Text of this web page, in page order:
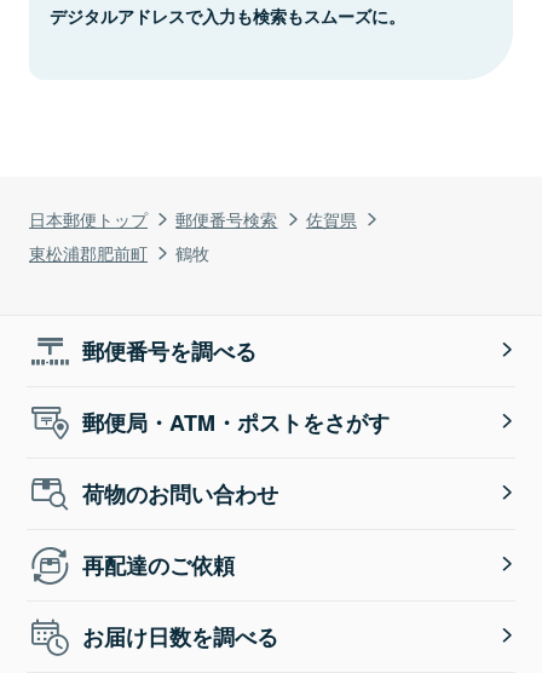
日本郵便トップ 郵便番号検索
佐賀県
東松浦郡肥前町
鶴牧
デジタルアドレスで入力も検索もスムーズに。
郵便番号を調べる
郵便局・ATM・ポストをさがす
荷物のお問い合わせ
再配達のご依頼
お届け日数を調べる